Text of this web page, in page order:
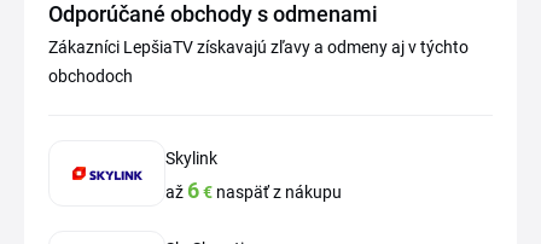
Odporúčané obchody s odmenami
Zákazníci LepšiaTV získavajú zľavy a odmeny aj v týchto
obchodoch
Skylink
až 6€ naspäť z nákupu